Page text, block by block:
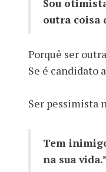
Sou
outra coisa
Porquê ser
Se é candidato
Ser pessimista
Tem
na sua